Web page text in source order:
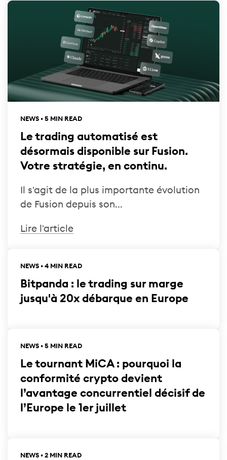
NEWS • 5 MIN READ
Le trading automatisé est
désormais disponible sur Fusion.
Votre stratégie, en continu.
Il s'agit de la plus importante évolution
de Fusion depuis son...
Lire l'article
NEWS • 4 MIN READ
Bitpanda : le trading sur marge
jusqu'à 20x débarque en Europe
NEWS • 5 MIN READ
Le tournant MiCA : pourquoi la
conformité crypto devient
l’avantage concurrentiel décisif de
l’Europe le 1er juillet
NEWS • 2 MIN READ